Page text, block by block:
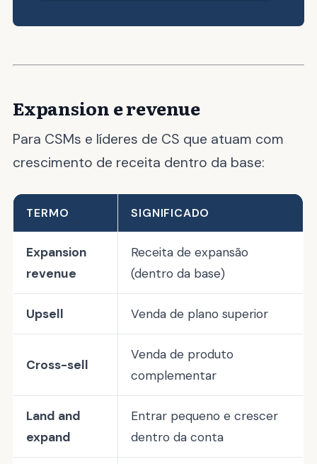
Expansion e revenue
Para CSMs e líderes de CS que atuam com
crescimento de receita dentro da base:
TERMO SIGNIFICADO
Expansion
revenue
Receita de expansão
(dentro da base)
Upsell Venda de plano superior
Cross-sell
Venda de produto
complementar
Land and
expand
Entrar pequeno e crescer
dentro da conta